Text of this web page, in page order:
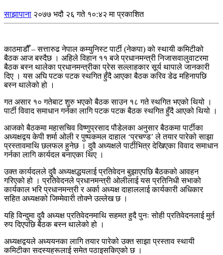
साझापाना २०७७ भदौ २६ गते १०:४२ मा प्रकाशित
काठमाडौँ – सत्तारुढ नेपाल कम्युनिस्ट पार्टी (नेकपा) को स्थायी कमिटीको
बैठक आज बस्दैछ । अहिले विहान ११ बजे प्रधानमन्त्री निजासवालुवाटरमा
बैठक बस्न थालेका प्रधानमन्त्रीका प्रेस सल्लाहकार सूर्य थापाले जानकारी
दिए । यस अघि पटक पटक स्थगित हुँदै आएका बैठक करिव डेढ महिनापछि
बस्न थालेको हो ।
गत असार १० गतेबाट शुरु भएको बैठक साउन १८ गते स्थगित भएको थियो ।
पार्टी विवाद समाधान गर्नका लागि पटक पटक बैठक स्थगित हुँदै आएको थियो ।
आजको बैठकमा महासचिव विष्णुप्रसाद पौडेलका अनुसार बैठकमा पार्टीका
अध्यक्षद्वय केपी शर्मा ओली र पुष्पकमल दाहाल ‘प्रचण्ड’ ले तयार पारेको साझा
प्रस्तावमाथि छलफल हुनेछ । दुवै अध्यक्षले पार्टीभित्र देखिएका विवाद समाधान
गर्नका लागि कार्यदल बनाएका थिए ।
उक्त कार्यदलले दुवै अध्यक्षद्धयलाई प्रतिवेदन बुझाएपछि बैठकको आवहन
गरिएको हो । प्रतिवेदनले प्रधानमन्त्री ओलीलाई यस प्रतिनिधी सभाको
कार्यकाल भरि प्रधानमन्त्री र अर्का अध्यक्ष दाहाललाई कार्यकारी अधिकार
सहित अध्यक्षको जिम्मेवारी तोक्ने उल्लेख छ ।
यहि विन्दुमा दुवै अध्यक्ष प्रतिवेदनमाथि सहमत हुदै पुनः सोही प्रतिवेदनलाई मुर्त
रुप दिएपछि बैठक बस्न थालेको हो ।
अध्यक्षद्वयले अध्ययनका लागि तयार पारेको उक्त साझा प्रस्ताव स्थायी
कमिटीका सदस्यहरूलाई समेत पठाइसकिएको छ ।